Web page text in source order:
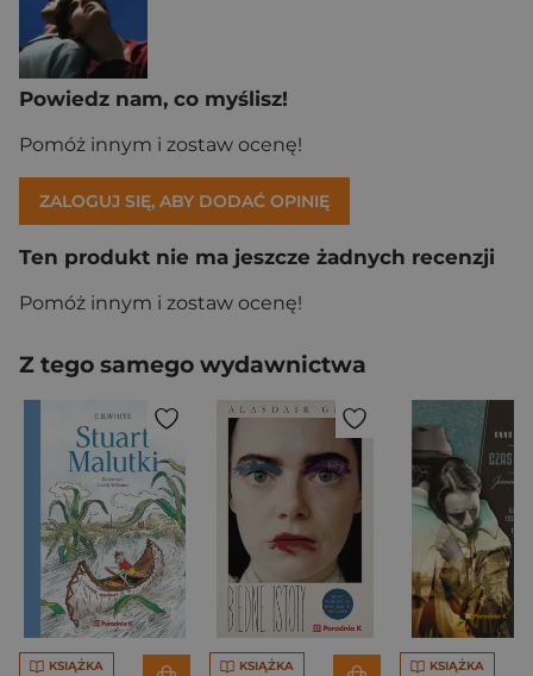
Powiedz nam, co myślisz!
Pomóż innym i zostaw ocenę!
ZALOGUJ SIĘ, ABY DODAĆ OPINIĘ
Ten produkt nie ma jeszcze żadnych recenzji
Pomóż innym i zostaw ocenę!
Z tego samego wydawnictwa
KSIĄŻKA KSIĄŻKA KSIĄŻKA